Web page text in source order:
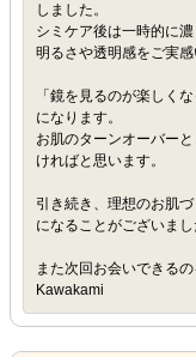
しました。
シミケア後は一時的に
明るさや透明感をご実
「鏡を見るのが楽しく
になります。
お肌のターンオーバー
ければと思います。
引き続き、理想のお肌
になることがございま
また次回お会いできる
Kawakami